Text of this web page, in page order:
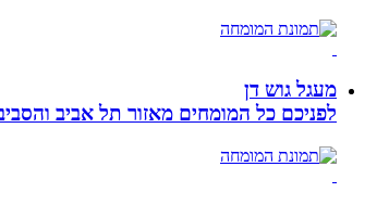
מעגל גוש דן
לפניכם כל המומחים מאזור תל אביב